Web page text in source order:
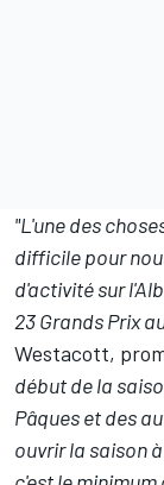
"L'une des
difficile pour
d'activité sur
23 Grands Prix
Westacott,
début de la
Pâques et des
ouvrir la saison